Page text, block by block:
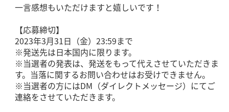
一言感想もいただけますと嬉しいです！
【応募締切】
2023年3月31日（金）23:59まで
※発送先は日本国内に限ります。
※当選者の発表は、発送をもって代えさせていただきま
す。当落に関するお問い合わせはお受けできません。
※当選者の方にはDM（ダイレクトメッセージ）にてご
連絡をさせていただきます。